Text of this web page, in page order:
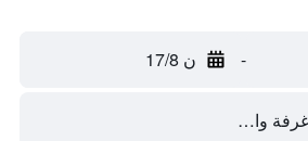
- ن 17/8